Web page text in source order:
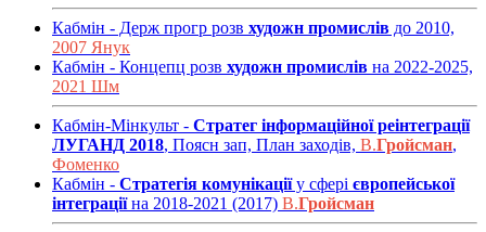
Кабмін - Держ прогр розв художн промислів до 2010,
2007 Янук
Кабмін - Концепц розв художн промислів на 2022-2025,
2021 Шм
Кабмін-Мінкульт - Стратег інформаційної реінтеграції
ЛУГАНД 2018, Поясн зап, План заходів, В.Гройсман,
Фоменко
Кабмін - Стратегія комунікаціїу сфері європейської
інтеграціїна 2018-2021 (2017) В.Гройсман